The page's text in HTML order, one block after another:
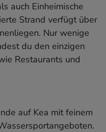
auch Einheimische
Strand verfügt über
Nur wenige
du den einzigen
Restaurants und
auf Kea mit feinem